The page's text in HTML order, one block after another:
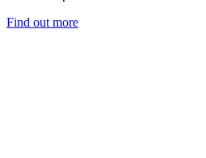
Find out more